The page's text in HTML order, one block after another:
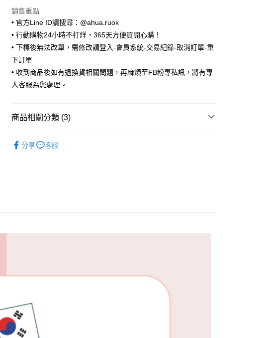
悠遊付
ATM付款
運送方式
每筆NT$80，滿NT$1,000(含以上)免運費
香港澳門地區
銷售重點
• 官方Line ID請搜尋：@ahua.ruok
• 行動購物24小時不打烊，365天方便買開心購！
• 下標後無法改單，需修改請登入-會員系統-交易紀錄-取消訂單-重
下訂單
• 收到商品後如有退換貨相關問題，再麻煩至FB粉專私訊，將有專
人客服為您處理。
商品相關分類 (3)
分享 客服